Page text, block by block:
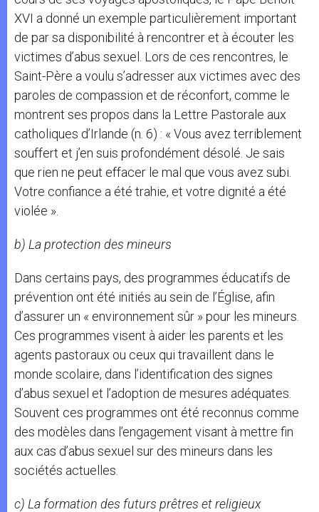
XVI a donné un exemple particulièrement important
de par sa disponibilité à rencontrer et à écouter les
victimes d’abus sexuel. Lors de ces rencontres, le
Saint-Père a voulu s’adresser aux victimes avec des
paroles de compassion et de réconfort, comme le
montrent ses propos dans la Lettre Pastorale aux
catholiques d’Irlande (n. 6) : « Vous avez terriblement
souffert et j’en suis profondément désolé. Je sais
que rien ne peut effacer le mal que vous avez subi.
Votre confiance a été trahie, et votre dignité a été
violée ».
b) La protection des mineurs
Dans certains pays, des programmes éducatifs de
prévention ont été initiés au sein de l’Église, afin
d’assurer un « environnement sûr » pour les mineurs.
Ces programmes visent à aider les parents et les
agents pastoraux ou ceux qui travaillent dans le
monde scolaire, dans l’identification des signes
d’abus sexuel et l’adoption de mesures adéquates.
Souvent ces programmes ont été reconnus comme
des modèles dans l’engagement visant à mettre fin
aux cas d’abus sexuel sur des mineurs dans les
sociétés actuelles.
c) La formation des futurs prêtres et religieux